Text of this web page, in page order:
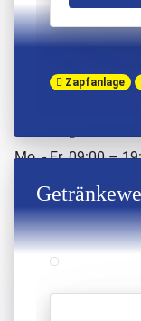
Kaiserstr. 252
Mo. - Fr. 09:00 –
Rampe
Wiescherstr. 77 a
Zapfanlage